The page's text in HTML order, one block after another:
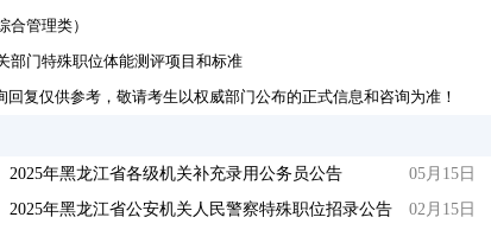
管理类）
部门特殊职位体能测评项目和标准
复仅供参考，敬请考生以权威部门公布的正式信息和咨询为准！
2025年黑龙江省各级机关补充录用公务员公告
05月15日
2025年黑龙江省公安机关人民警察特殊职位招录公告 02月15日